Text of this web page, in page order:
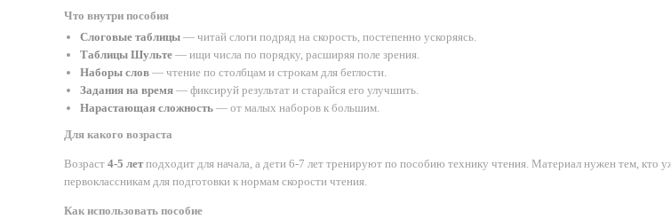
Что внутри пособия
Слоговые таблицы — читай слоги подряд на скорость, постепенно ускоряясь.
Таблицы Шульте — ищи числа по порядку, расширяя поле зрения.
Наборы слов — чтение по столбцам и строкам для беглости.
Задания на время — фиксируй результат и старайся его улучшить.
Нарастающая сложность — от малых наборов к большим.
Для какого возраста
Возраст 4-5 летподходит для начала, а дети 6-7 лет тренируют по пособию технику чтения. Материал нужен тем, кто
первоклассникам для подготовки к нормам скорости чтения.
Как использовать пособие